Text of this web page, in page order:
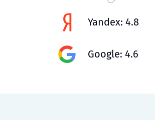
Yandex: 4.8
Google: 4.6